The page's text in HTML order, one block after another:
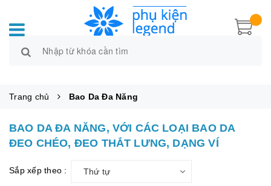
Trang chủ Bao Da Đa Năng
BAO DA ĐA NĂNG, VỚI CÁC LOẠI BAO DA
ĐEO CHÉO, ĐEO THẮT LƯNG, DẠNG VÍ
Sắp xếp theo : Thứ tự